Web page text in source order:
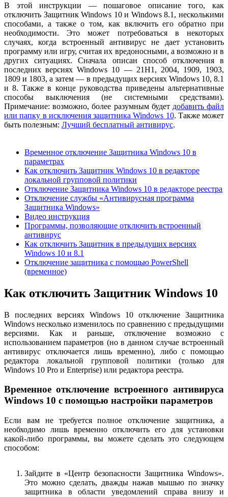
В этой инструкции — пошаговое описание того, как
отключить Защитник Windows 10 и Windows 8.1, несколькими
способами, а также о том, как включить его обратно при
необходимости. Это может потребоваться в некоторых
случаях, когда встроенный антивирус не дает установить
программу или игру, считая их вредоносными, а возможно и в
других ситуациях. Сначала описан способ отключения в
последних версиях Windows 10 — 21H1, 2004, 1909, 1903,
1809 и 1803, а затем — в предыдущих версиях Windows 10, 8.1
и 8. Также в конце руководства приведены альтернативные
способы выключения (не системными средствами).
Примечание: возможно, более разумным будет добавить файл
или папку в исключения защитника Windows 10. Также может
быть полезным: Лучший бесплатный антивирус.
Временное отключение Защитника Windows 10 в
параметрах
Как отключить Защитник Windows 10 в редакторе
локальной групповой политики
Отключение Защитника Windows 10 в редакторе реестра
Отключение службы «Антивирусная программа
Защитника Windows»
Видео инструкция
Программы, позволяющие отключить встроенный
антивирус
Как отключить Защитник в предыдущих версиях
Windows 10 и 8.1
Отключение защитника с помощью PowerShell
(временное)
Как отключить Защитник Windows 10
В последних версиях Windows 10 отключение Защитника
Windows несколько изменилось по сравнению с предыдущими
версиями. Как и раньше, отключение возможно с
использованием параметров (но в данном случае встроенный
антивирус отключается лишь временно), либо с помощью
редактора локальной групповой политики (только для
Windows 10 Pro и Enterprise) или редактора реестра.
Временное отключение встроенного антивируса
Windows 10 с помощью настройки параметров
Если вам не требуется полное отключение защитника, а
необходимо лишь временно отключить его для установки
какой-либо программы, вы можете сделать это следующем
способом:
Зайдите в «Центр безопасности Защитника Windows».
Это можно сделать, дважды нажав мышью по значку
защитника в области уведомлений справа внизу и